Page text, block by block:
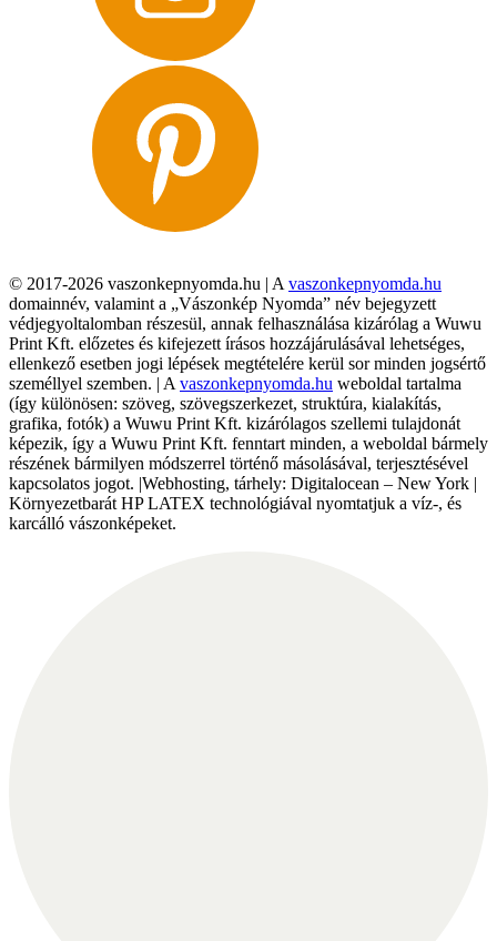
© 2017-2026 vaszonkepnyomda.hu | A vaszonkepnyomda.hu
domainnév, valamint a „Vászonkép Nyomda” név bejegyzett
védjegyoltalomban részesül, annak felhasználása kizárólag a Wuwu
Print Kft. előzetes és kifejezett írásos hozzájárulásával lehetséges,
ellenkező esetben jogi lépések megtételére kerül sor minden jogsértő
személlyel szemben. | A vaszonkepnyomda.hu weboldal tartalma
(így különösen: szöveg, szövegszerkezet, struktúra, kialakítás,
grafika, fotók) a Wuwu Print Kft. kizárólagos szellemi tulajdonát
képezik, így a Wuwu Print Kft. fenntart minden, a weboldal bármely
részének bármilyen módszerrel történő másolásával, terjesztésével
kapcsolatos jogot. |Webhosting, tárhely: Digitalocean – New York |
Környezetbarát HP LATEX technológiával nyomtatjuk a víz-, és
karcálló vászonképeket.